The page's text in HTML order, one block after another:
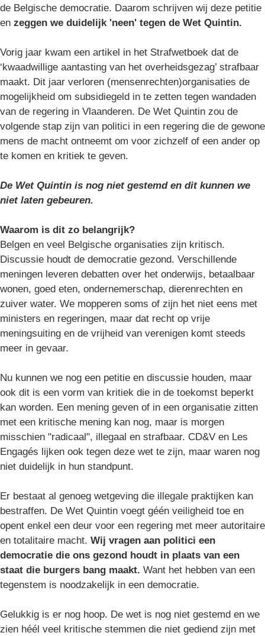
de Belgische democratie. Daarom schrijven wij deze petitie
en zeggen we duidelijk 'neen' tegen de Wet Quintin.
Vorig jaar kwam een artikel in het Strafwetboek dat de
‘kwaadwillige aantasting van het overheidsgezag’ strafbaar
maakt. Dit jaar verloren (mensenrechten)organisaties de
mogelijkheid om subsidiegeld in te zetten tegen wandaden
van de regering in Vlaanderen. De Wet Quintin zou de
volgende stap zijn van politici in een regering die de gewone
mens de macht ontneemt om voor zichzelf of een ander op
te komen en kritiek te geven.
De Wet Quintin is nog niet gestemd en dit kunnen we
niet laten gebeuren.
Waarom is dit zo belangrijk?
Belgen en veel Belgische organisaties zijn kritisch.
Discussie houdt de democratie gezond. Verschillende
meningen leveren debatten over het onderwijs, betaalbaar
wonen, goed eten, ondernemerschap, dierenrechten en
zuiver water. We mopperen soms of zijn het niet eens met
ministers en regeringen, maar dat recht op vrije
meningsuiting en de vrijheid van verenigen komt steeds
meer in gevaar.
Nu kunnen we nog een petitie en discussie houden, maar
ook dit is een vorm van kritiek die in de toekomst beperkt
kan worden. Een mening geven of in een organisatie zitten
met een kritische mening kan nog, maar is morgen
misschien "radicaal", illegaal en strafbaar. CD&V en Les
Engagés lijken ook tegen deze wet te zijn, maar waren nog
niet duidelijk in hun standpunt.
Er bestaat al genoeg wetgeving die illegale praktijken kan
bestraffen. De Wet Quintin voegt géén veiligheid toe en
opent enkel een deur voor een regering met meer autoritaire
en totalitaire macht. Wij vragen aan politici een
democratie die ons gezond houdt in plaats van een
staat die burgers bang maakt. Want het hebben van een
tegenstem is noodzakelijk in een democratie.
Gelukkig is er nog hoop. De wet is nog niet gestemd en we
zien héél veel kritische stemmen die niet gediend zijn met